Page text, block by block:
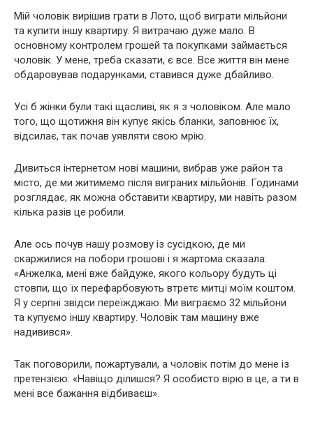
Мій чоловік вирішив грати в Лото, щоб виграти мільйони
та купити іншу квартиру. Я витрачаю дуже мало. В
основному контролем грошей та покупками займається
чоловік. У мене, треба сказати, є все. Все життя він мене
обдаровував подарунками, ставився дуже дбайливо.
Усі б жінки були такі щасливі, як я з чоловіком. Але мало
того, що щотижня він купує якісь бланки, заповнює їх,
відсилає, так почав уявляти свою мрію.
Дивиться інтернетом нові машини, вибрав уже район та
місто, де ми житимемо після виграних мільйонів. Годинами
розглядає, як можна обставити квартиру, ми навіть разом
кілька разів це робили.
Але ось почув нашу розмову із сусідкою, де ми
скаржилися на побори грошові і я жартома сказала:
«Анжелка, мені вже байдуже, якого кольору будуть ці
стовпи, що їх перефарбовують втретє митці моїм коштом.
Я у серпні звідси переїжджаю. Ми виграємо 32 мільйони
та купуємо іншу квартиру. Чоловік там машину вже
надивився».
Так поговорили, пожартували, а чоловік потім до мене із
претензією: «Навіщо ділишся? Я особисто вірю в це, а ти в
мені все бажання відбиваєш».